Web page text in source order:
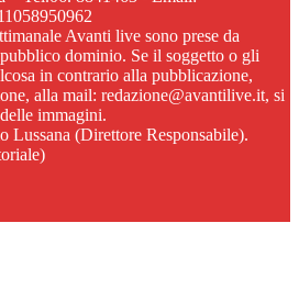
Avanti live sono prese da
dominio. Se il soggetto o gli
in contrario alla pubblicazione,
alla mail: redazione@avantilive.it, si
immagini.
Lussana (Direttore Responsabile).